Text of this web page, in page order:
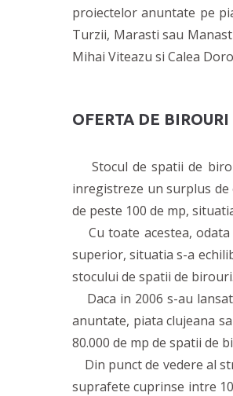
proiectelor anuntate pe
Turzii, Marasti sau
Mihai Viteazu si Calea
OFERTA DE BIROURI
Stocul de spatii de
inregistreze un surplus
de peste 100 de mp,
Cu toate acestea,
superior, situatia s-a
stocului de spatii de birouri.
Daca in 2006 s-au
anuntate, piata clujeana
80.000 de mp de spatii de
Din punct de vedere al
suprafete cuprinse intre